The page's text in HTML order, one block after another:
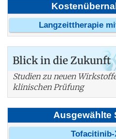
Langzeittherapie
Blick in die Zukunft
Studien zu neuen
klinischen Prüfung
Ausgewählte
Tofacitinib-